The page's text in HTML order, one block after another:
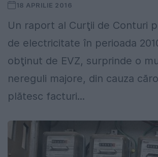
18 APRILIE 2016
Un raport al Curţii de Conturi
de electricitate în perioada
obţinut de EVZ, surprinde o
nereguli majore, din cauza
plătesc facturi...